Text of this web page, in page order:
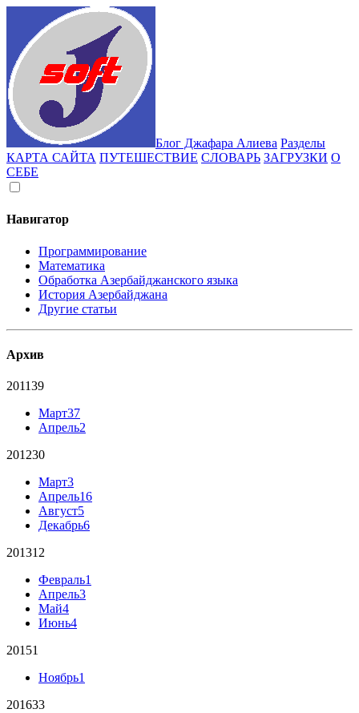
Блог Джафара Алиева Разделы
КАРТА САЙТА ПУТЕШЕСТВИЕ СЛОВАРЬ ЗАГРУЗКИ О
СЕБЕ
Навигатор
Программирование
Математика
Обработка Азербайджанского языка
История Азербайджана
Другие статьи
Архив
201139
Март37
Апрель2
201230
Март3
Апрель16
Август5
Декабрь6
201312
Февраль1
Апрель3
Май4
Июнь4
20151
Ноябрь1
201633